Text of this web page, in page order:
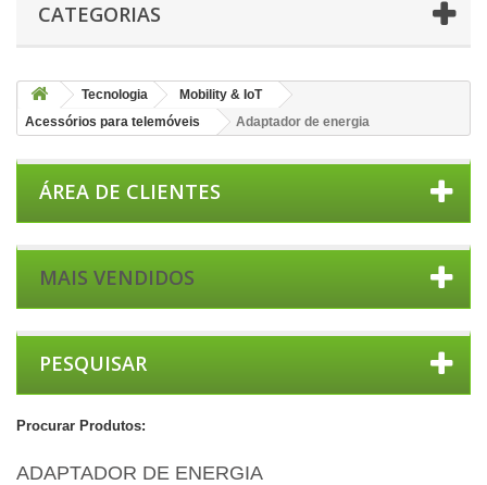
CATEGORIAS
Tecnologia
Mobility & IoT
Acessórios para telemóveis
Adaptador de energia
ÁREA DE CLIENTES
MAIS VENDIDOS
PESQUISAR
Procurar Produtos:
ADAPTADOR DE ENERGIA